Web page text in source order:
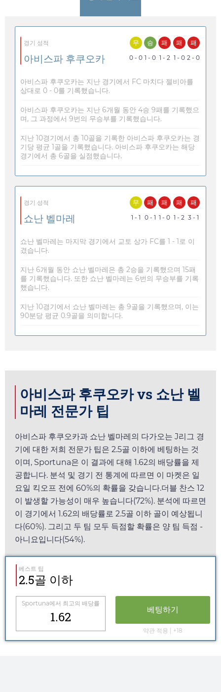
경기 성적
아비스파 후쿠오카
무
0 - 0
승
1 - 0
패
1 - 2
패
1 - 0
패
2 - 0
아비스파 후쿠오카는 지난 경기에서 FC 마치다 젤비아를
상대로 0 - 0를 기록했습니다.
아비스파 후쿠오카는 지난 6개월 동안 4승 9패를 기록했으
며, 그 과정에서 9번의 무승부를 기록했습니다.
지난 10경기에서 총 10골을 기록한 아비스파 후쿠오카는 경
기당 평균 1골을 기록했습니다. 아비스파 후쿠오카는 해당
경기에서 총 6골을 실점했습니다.
경기 성적
쇼난 벨마레
무
1 - 1
패
0 - 1
패
1 - 0
패
1 - 2
패
3 - 1
쇼난 벨마레는 마지막 경기에서 교토 상가 FC를 1 - 1로 이
겼습니다.
지난 6개월 동안 쇼난 벨마레은 총 2승을 기록했으며 15패
를 기록했습니다. 또한 쇼난 벨마레는 6번의 무승부를 기록
했습니다.
지난 10경기에서 쇼난 벨마레는 총 9골을 기록했으며, 이는
90분당 평균 0.9골을 의미합니다.
아비스파 후쿠오카 vs 쇼난 벨
마레 전문가 팁
아비스파 후쿠오카과 쇼난 벨마레의 다가오는 J리그 경
기에 대한 저희 전문가 팁은 2.5골 이하에 베팅하는 것
이며, Sportuna은 이 결과에 대해 1.62의 배당률을 제
공합니다. 분석 및 경기 전 통계에 따르면 이 마켓은 일
요일 킥오프 전에 60%의 확률을 갖습니다.더블 찬스 12
이 발생할 가능성이 매우 높습니다(72%). 분석에 따르면
이 경기에서 1.62의 배당률로 2.5골 이하 골이 예상됩니
다(60%). 그리고 두 팀 모두 득점할 확률은 양 팀 득점 -
아니요입니다(54%).
베스트 팁
2.5골 이하
Sportuna에서 최고의 배당률
1.62 베팅하기
약관 적용 | +18